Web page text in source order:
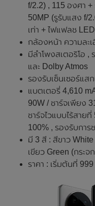
f/2.2) , 115 องศา
50MP (รูรับแสง f/
เท่า + ไฟแฟลช
กล้องหน้า ความละ
มีลำโพงสเตอริโอ ,
และ Dolby Atmos
รองรับเซ็นเซอร์แ
แบตเตอรี่ 4,610
90W / ชาร์จเพียง
ชาร์จไวแบบไร้สาย
100% , รองรับการ
มี 3 สี : สีขาว
เขียว Green (กระจ
ราคา : เริ่มต้นที่